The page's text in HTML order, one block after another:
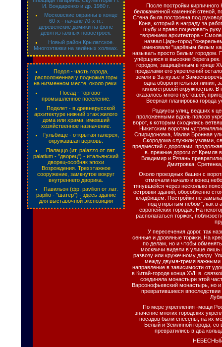
И. Бондаренко и др. 1980 г.
Московские окраины в конце
60-х - начале 70-х гг.:
деревенские домики на фоне
девятиэтажных новостроек.
Новый район Крылатское.
Многоэтажки на зелёных холмах.
Подол - часть города,
расположенная у подножия горы
на низменном месте, около реки.
Посад - торгово-
промышленное поселение.
Подклет - в древнерусской
архитектуре нижний этаж жилого
дома или храма, имевший
хозяйственное назначение.
Гульбище - открытая галерея,
окружавшая церковь.
Палаццо (ит. palazzo от лат.
раlatium - "дворец") - итальянский
дворец-особняк эпохи
Возрождения. Трехэтажное
сооружение, замкнутое вокруг
внутреннего дворика.
Павильон (фр. pavilion от лат.
papilio - "шатер") - здесь здание
для выставочной экспозиции
После постройки
белокаменной каменной стеной,
Стена была построена под
Коня, который в награду за
шубу и право поцеловать
творением архитектора -
назвал Царь-город
именовали "царёвым белым
называть просто Белым городом.
упёршуюся в высокие берега
городом, защищённым в конце
пределами его укреплений
земли в За-яузье и
одна оборонительная линия,
километровой окружностью.
оказалось много пустошей,
Веерная планировка города
Радиусы улиц, ведших к
проложенными вдоль поясов
ворот, к которым сходились
Никитским воротам
Спиридоновка, Малая Бронная
Скородома служили узлами,
предместий с дорогами,
в. прежние дороги от Кремля
Владимир и Рязань
Дмитровка,
Около проездных башен с
отмечали начало и конец
тянувшейся через несколько
островки зданий, обособленно
кладбищем. Постройки не
под открытым небом", как в
европейских городах. На
располагаться торжок,
У пересечения дорог, так
сенные и дровяные торжки. На
по делам, но и чтобы
москвичи видели в улице лишь
развозу или кружечному двору.
между двумя-тремя важными
направление в зависимости от
в Китай-городе конца XVII в.
соединяла монастыри этой
Варсонофьевский монастырь, но
превратившиеся
По мере укрепления -мощи
значение многих городских
посадов были снесены, на их
Белый и Земляной города, со
превратились в два